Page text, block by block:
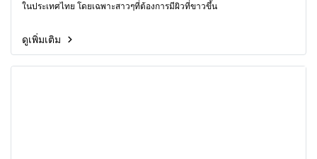
ในประเทศไทย โดยเฉพาะสาวๆที่ต้องการมีผิวที่ขาวขึ้น
ดูเพิ่มเติม